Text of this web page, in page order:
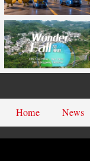
Home News